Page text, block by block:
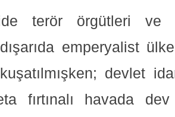
terör örgütleri
emperyalist
devlet
fırtınalı havada